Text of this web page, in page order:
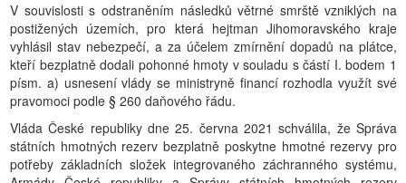
V souvislosti s odstraněním následků větrné smrště vzniklých na
postižených územích, pro která hejtman Jihomoravského kraje
vyhlásil stav nebezpečí, a za účelem zmírnění dopadů na plátce,
kteří bezplatně dodali pohonné hmoty v souladu s částí I. bodem 1
písm. a) usnesení vlády se ministryně financí rozhodla využít své
pravomoci podle § 260 daňového řádu.
Vláda České republiky dne 25. června 2021 schválila, že Správa
státních hmotných rezerv bezplatně poskytne hmotné rezervy pro
potřeby základních složek integrovaného záchranného systému,